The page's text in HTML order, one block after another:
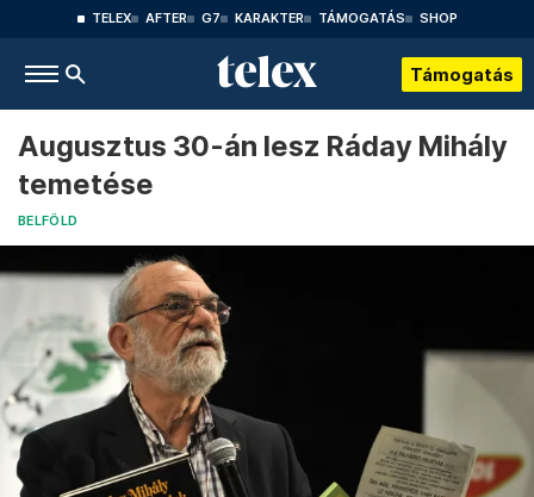
TELEX AFTER G7 KARAKTER TÁMOGATÁS SHOP
Támogatás
Augusztus 30-án lesz Ráday Mihály
temetése
BELFÖLD